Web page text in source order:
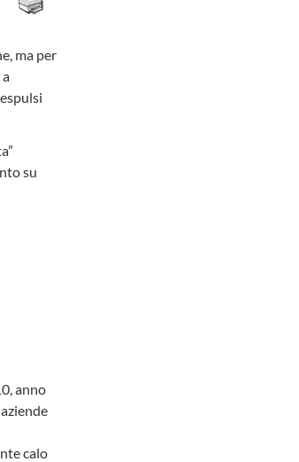
ma per
su
anno
calo